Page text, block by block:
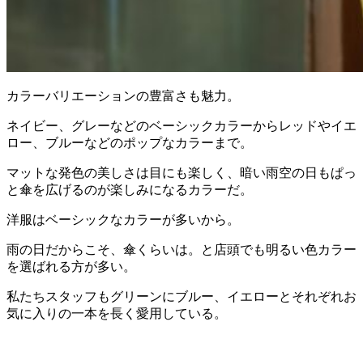
カラーバリエーションの豊富さも魅力。
ネイビー、グレーなどのベーシックカラーからレッドやイエ
ロー、ブルーなどのポップなカラーまで。
マットな発色の美しさは目にも楽しく、暗い雨空の日もぱっ
と傘を広げるのが楽しみになるカラーだ。
洋服はベーシックなカラーが多いから。
雨の日だからこそ、傘くらいは。と店頭でも明るい色カラー
を選ばれる方が多い。
私たちスタッフもグリーンにブルー、イエローとそれぞれお
気に入りの一本を長く愛用している。